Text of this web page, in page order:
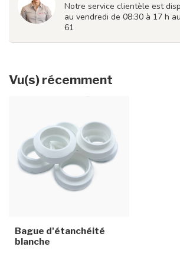
Notre service clientèle est
au vendredi de 08:30 à 17 h
61
Vu(s) récemment
Bague d'étanchéité
blanche